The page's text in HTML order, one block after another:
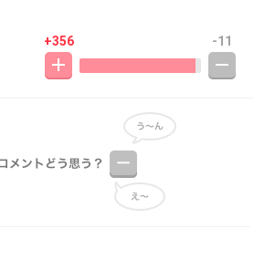
+356 -11